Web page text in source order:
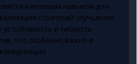
ключевым навыком для
стратегий улучшения
и гибкость
что особенно важно в